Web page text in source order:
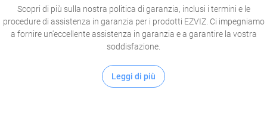
Scopri di più sulla nostra politica di garanzia, inclusi i termini e le
procedure di assistenza in garanzia per i prodotti EZVIZ. Ci impegniamo
a fornire un'eccellente assistenza in garanzia e a garantire la vostra
soddisfazione.
Leggi di più